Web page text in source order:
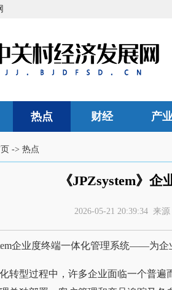
热点 财经 产
-> 热点
《JPZsystem》
2026-05-21 20:39:34 来
企业度终端一体化管理系统——为企
转型过程中，许多企业面临一个普